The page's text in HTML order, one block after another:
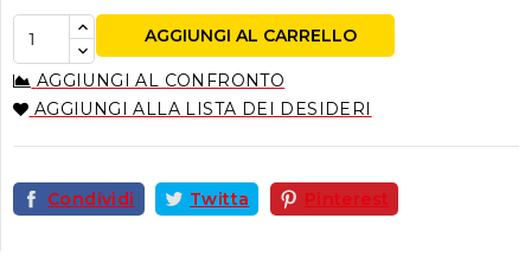
AGGIUNGI AL CARRELLO
AGGIUNGI AL CONFRONTO
AGGIUNGI ALLA LISTA DEI DESIDERI
Condividi Twitta Pinterest